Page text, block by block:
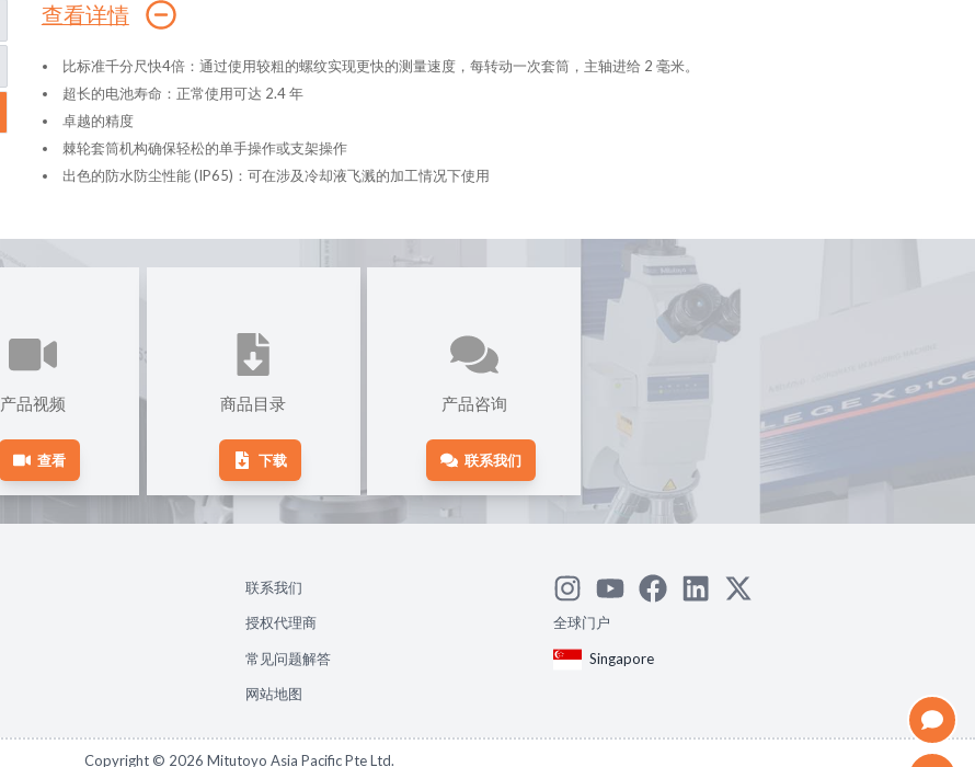
查看详情
比标准千分尺快4倍：通过使用较粗的螺纹实现更快的测量速度，每转动一次套筒，主轴进给 2 毫米。
超长的电池寿命：正常使用可达 2.4 年
卓越的精度
棘轮套筒机构确保轻松的单手操作或支架操作
出色的防水防尘性能 (IP65)：可在涉及冷却液飞溅的加工情况下使用
产品视频
查看
商品目录
下载
产品咨询
联系我们
联系我们
授权代理商
常见问题解答
网站地图
全球门户
Singapore
Copyright © 2026 Mitutoyo Asia Pacific Pte Ltd.